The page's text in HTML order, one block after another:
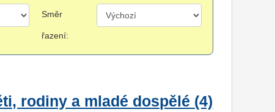
Směr
řazení:
rodiny a mladé dospělé (4)